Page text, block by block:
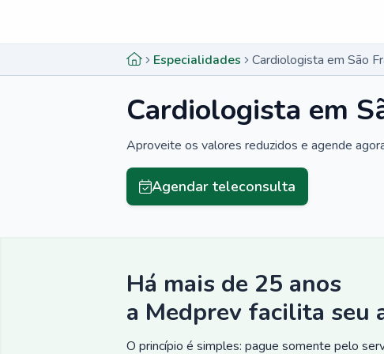
Especialidades Cardiologista em São
Cardiologista em
Aproveite os valores reduzidos e agende
Agendar teleconsulta
Há mais de 25 anos
a Medprev facilita seu
O princípio é simples: pague somente pelo